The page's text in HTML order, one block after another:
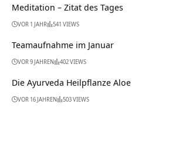
Meditation – Zitat des Tages
VOR 1 JAHR 541 VIEWS
Teamaufnahme im Januar
VOR 9 JAHREN 402 VIEWS
Die Ayurveda Heilpflanze Aloe
VOR 16 JAHREN 503 VIEWS